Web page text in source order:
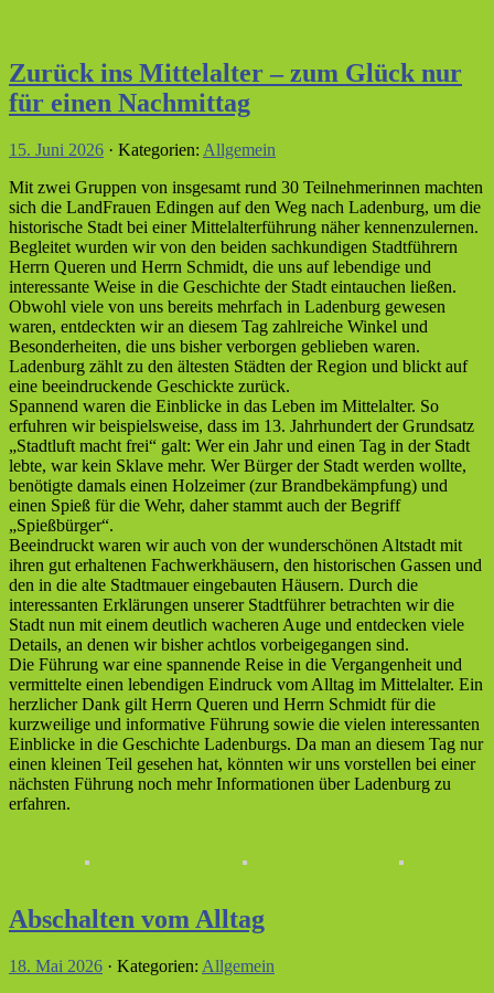
Zurück ins Mittelalter – zum Glück nur
für einen Nachmittag
15. Juni 2026 · Kategorien: Allgemein
Mit zwei Gruppen von insgesamt rund 30 Teilnehmerinnen machten
sich die LandFrauen Edingen auf den Weg nach Ladenburg, um die
historische Stadt bei einer Mittelalterführung näher kennenzulernen.
Begleitet wurden wir von den beiden sachkundigen Stadtführern
Herrn Queren und Herrn Schmidt, die uns auf lebendige und
interessante Weise in die Geschichte der Stadt eintauchen ließen.
Obwohl viele von uns bereits mehrfach in Ladenburg gewesen
waren, entdeckten wir an diesem Tag zahlreiche Winkel und
Besonderheiten, die uns bisher verborgen geblieben waren.
Ladenburg zählt zu den ältesten Städten der Region und blickt auf
eine beeindruckende Geschickte zurück.
Spannend waren die Einblicke in das Leben im Mittelalter. So
erfuhren wir beispielsweise, dass im 13. Jahrhundert der Grundsatz
„Stadtluft macht frei“ galt: Wer ein Jahr und einen Tag in der Stadt
lebte, war kein Sklave mehr. Wer Bürger der Stadt werden wollte,
benötigte damals einen Holzeimer (zur Brandbekämpfung) und
einen Spieß für die Wehr, daher stammt auch der Begriff
„Spießbürger“.
Beeindruckt waren wir auch von der wunderschönen Altstadt mit
ihren gut erhaltenen Fachwerkhäusern, den historischen Gassen und
den in die alte Stadtmauer eingebauten Häusern. Durch die
interessanten Erklärungen unserer Stadtführer betrachten wir die
Stadt nun mit einem deutlich wacheren Auge und entdecken viele
Details, an denen wir bisher achtlos vorbeigegangen sind.
Die Führung war eine spannende Reise in die Vergangenheit und
vermittelte einen lebendigen Eindruck vom Alltag im Mittelalter. Ein
herzlicher Dank gilt Herrn Queren und Herrn Schmidt für die
kurzweilige und informative Führung sowie die vielen interessanten
Einblicke in die Geschichte Ladenburgs. Da man an diesem Tag nur
einen kleinen Teil gesehen hat, könnten wir uns vorstellen bei einer
nächsten Führung noch mehr Informationen über Ladenburg zu
erfahren.
Abschalten vom Alltag
18. Mai 2026 · Kategorien: Allgemein